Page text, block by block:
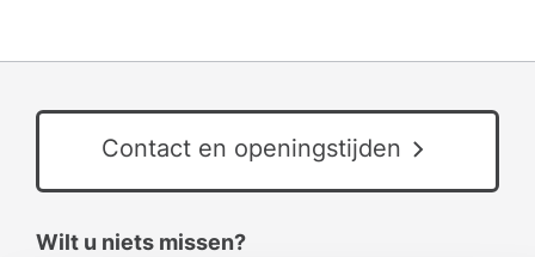
Contact en openingstijden
Wilt u niets missen?